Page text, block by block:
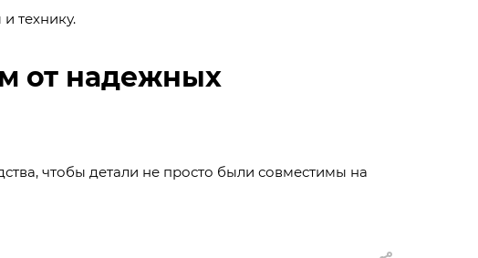
технику.
от надежных
чтобы детали не просто были совместимы на